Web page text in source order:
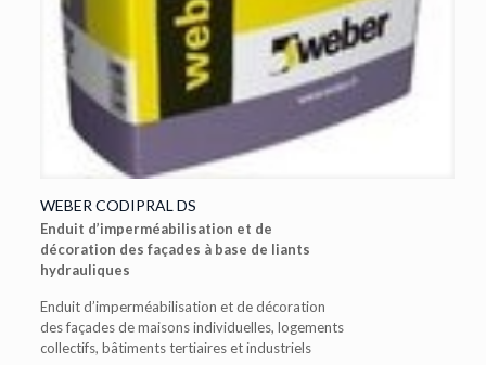
WEBER CODIPRAL DS
Enduit d’imperméabilisation et de
décoration des façades à base de liants
hydrauliques
Enduit d’imperméabilisation et de décoration
des façades de maisons individuelles, logements
collectifs, bâtiments tertiaires et industriels